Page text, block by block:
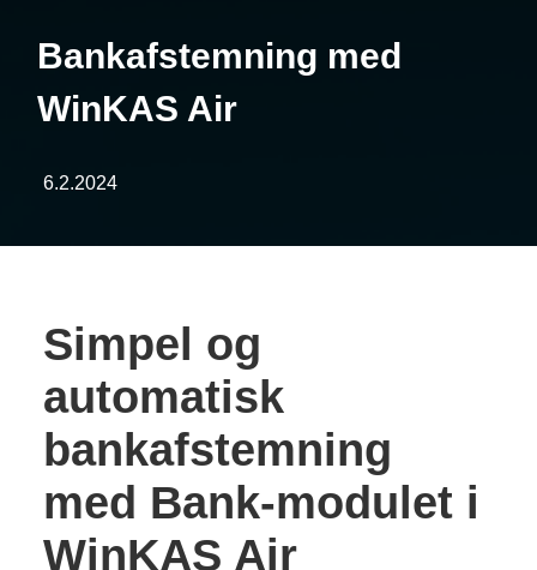
Bankafstemning med
WinKAS Air
6.2.2024
Simpel og
automatisk
bankafstemning
med Bank-modulet i
WinKAS Air